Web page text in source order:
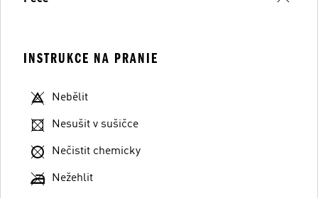
INSTRUKCE NA PRANIE
Nebělit
Nesušit v sušičce
Nečistit chemicky
Nežehlit